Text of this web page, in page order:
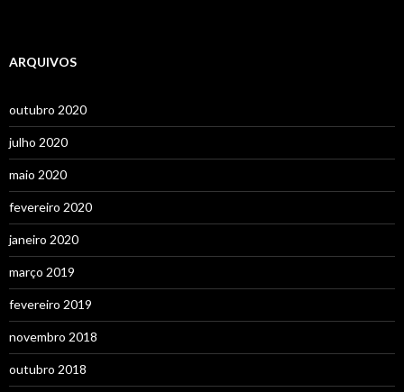
ARQUIVOS
outubro 2020
julho 2020
maio 2020
fevereiro 2020
janeiro 2020
março 2019
fevereiro 2019
novembro 2018
outubro 2018